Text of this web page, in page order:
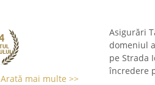
Arată mai multe >>
Asigurări
domeniul
pe Strada
încredere